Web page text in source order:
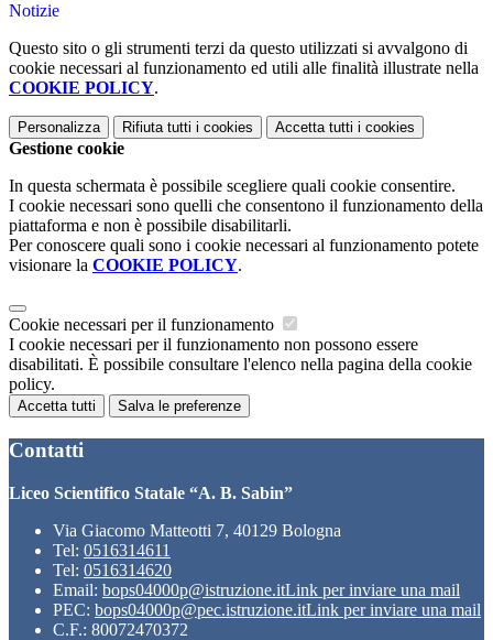
Notizie
Questo sito o gli strumenti terzi da questo utilizzati si avvalgono di
cookie necessari al funzionamento ed utili alle finalità illustrate nella
COOKIE POLICY.
Personalizza Rifiuta tutti i cookies Accetta tutti i cookies
Gestione cookie
In questa schermata è possibile scegliere quali cookie consentire.
I cookie necessari sono quelli che consentono il funzionamento della
piattaforma e non è possibile disabilitarli.
Per conoscere quali sono i cookie necessari al funzionamento potete
visionare la COOKIE POLICY.
Cookie necessari per il funzionamento
I cookie necessari per il funzionamento non possono essere
disabilitati. È possibile consultare l'elenco nella pagina della cookie
policy.
Accetta tutti Salva le preferenze
Contatti
Liceo Scientifico Statale “A. B. Sabin”
Via Giacomo Matteotti 7, 40129 Bologna
Tel: 0516314611
Tel: 0516314620
Email: bops04000p@istruzione.itLink per inviare una mail
PEC: bops04000p@pec.istruzione.itLink per inviare una mail
C.F.: 80072470372